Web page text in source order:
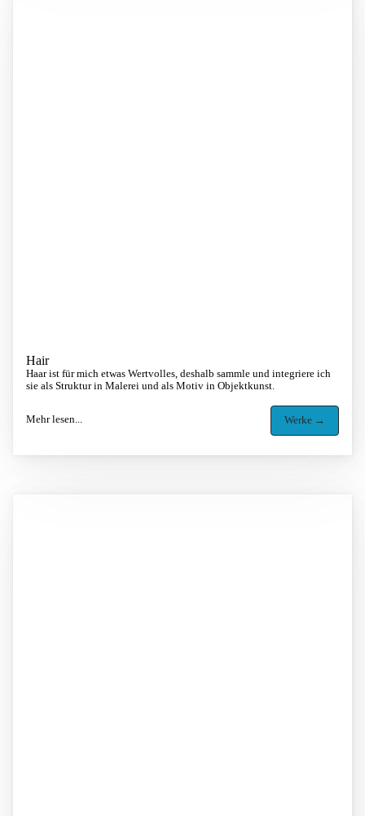
Hair
Haar ist für mich etwas Wertvolles, deshalb sammle und integriere ich
sie als Struktur in Malerei und als Motiv in Objektkunst.
Mehr lesen... Werke →